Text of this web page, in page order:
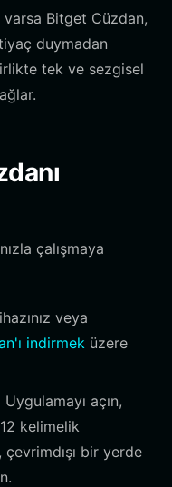
varsa Bitget Cüzdan,
duymadan
tek ve sezgisel
çalışmaya
veya
indirmek üzere
Uygulamayı açın,
kelimelik
çevrimdışı bir yerde